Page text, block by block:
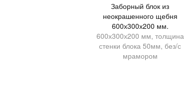
Заборный блок из
неокрашенного щебня
600х300х200 мм.
600х300х200 мм, толщина
стенки блока 50мм, без/с
мрамором